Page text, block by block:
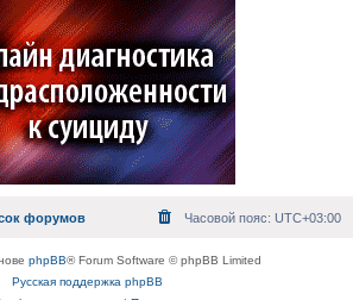
форумов Часовой пояс: UTC+03:00
phpBB® Forum Software © phpBB Limited
Русская поддержка phpBB